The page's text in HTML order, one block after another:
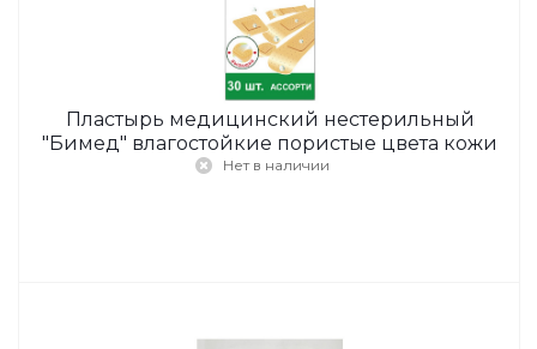
Пластырь медицинский нестерильный
"Бимед" влагостойкие пористые цвета кожи
Нет в наличии